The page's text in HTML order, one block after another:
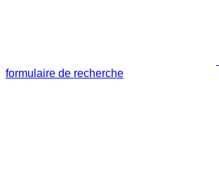
formulaire de recherche